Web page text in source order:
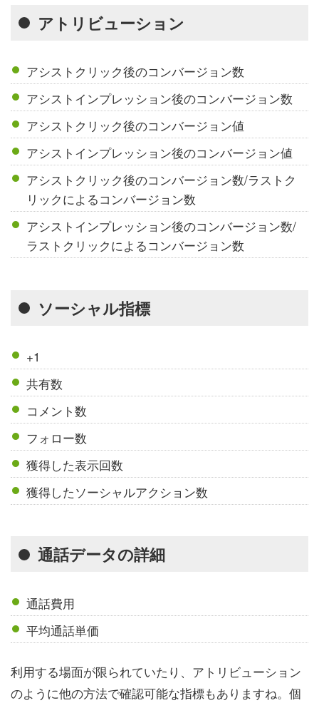
アトリビューション
アシストクリック後のコンバージョン数
アシストインプレッション後のコンバージョン数
アシストクリック後のコンバージョン値
アシストインプレッション後のコンバージョン値
アシストクリック後のコンバージョン数/ラストク
リックによるコンバージョン数
アシストインプレッション後のコンバージョン数/
ラストクリックによるコンバージョン数
ソーシャル指標
+1
共有数
コメント数
フォロー数
獲得した表示回数
獲得したソーシャルアクション数
通話データの詳細
通話費用
平均通話単価
利用する場面が限られていたり、アトリビューション
のように他の方法で確認可能な指標もありますね。個